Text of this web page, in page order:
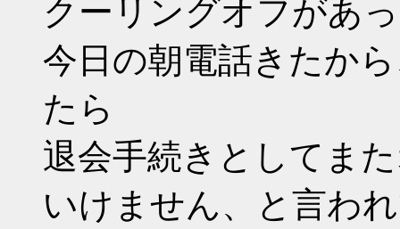
クーリングオフがあ
今日の朝電話きたか
たら
退会手続きとしてま
いけません、と言わ